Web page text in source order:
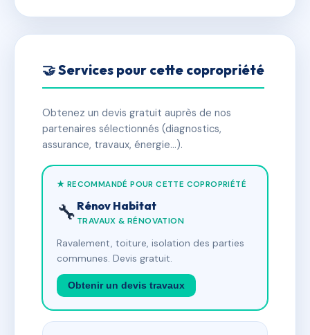
🤝 Services pour cette copropriété
Obtenez un devis gratuit auprès de nos
partenaires sélectionnés (diagnostics,
assurance, travaux, énergie…).
★ RECOMMANDÉ POUR CETTE COPROPRIÉTÉ
🔧 Rénov Habitat
TRAVAUX & RÉNOVATION
Ravalement, toiture, isolation des parties
communes. Devis gratuit.
Obtenir un devis travaux